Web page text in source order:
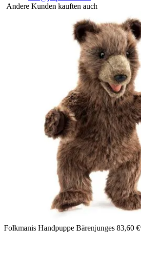
Andere Kunden kauften auch
Folkmanis Handpuppe Bärenjunges 83,60